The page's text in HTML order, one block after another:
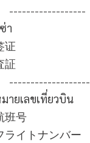
------------------
า
证
証
-------------------
ายเลขเที่ยวบิน
班号
ライトナンバー